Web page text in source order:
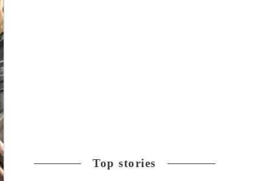
Top stories